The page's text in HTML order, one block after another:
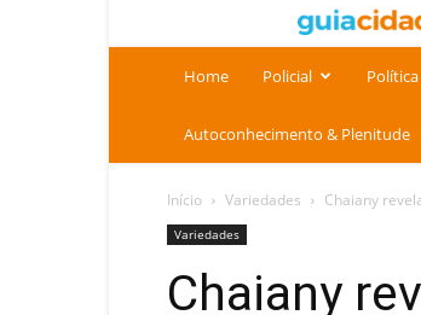
Home Policial Política
Autoconhecimento & Plenitude
Início Variedades Chaiany
Variedades
Chaiany